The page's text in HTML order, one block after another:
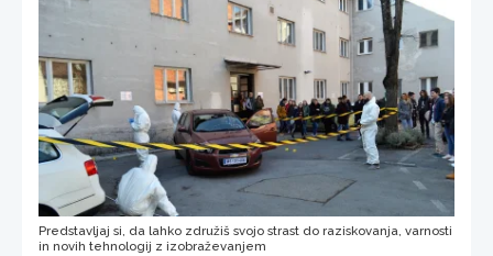
Predstavljaj si, da lahko združiš svojo strast do raziskovanja, varnosti
in novih tehnologij z izobraževanjem